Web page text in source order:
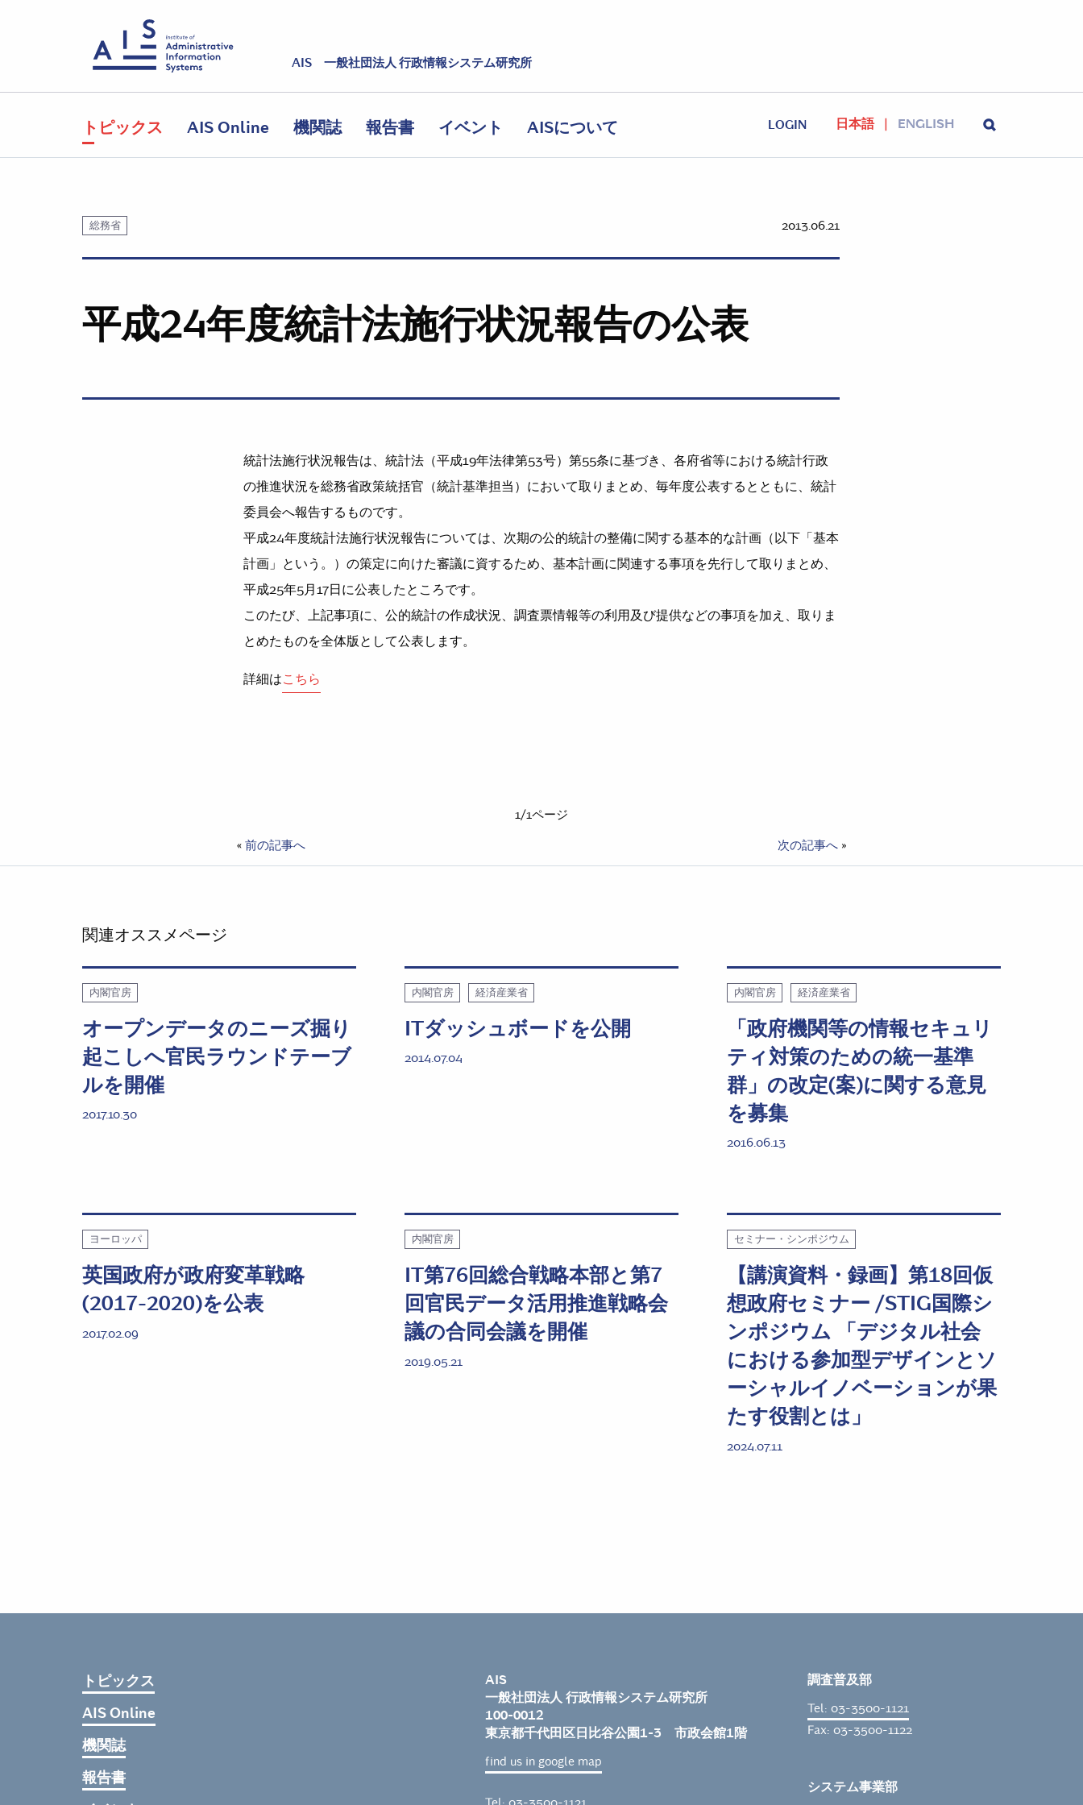
AIS 一般社団法人 行政情報システム研究所
トピックス AIS Online 機関誌 報告書 イベント AISについて LOGIN 日本語 ENGLISH
総務省 2013.06.21
平成24年度統計法施行状況報告の公表
統計法施行状況報告は、統計法（平成19年法律第53号）第55条に基づき、各府省等における統計行政
の推進状況を総務省政策統括官（統計基準担当）において取りまとめ、毎年度公表するとともに、統計
委員会へ報告するものです。
平成24年度統計法施行状況報告については、次期の公的統計の整備に関する基本的な計画（以下「基本
計画」という。）の策定に向けた審議に資するため、基本計画に関連する事項を先行して取りまとめ、
平成25年5月17日に公表したところです。
このたび、上記事項に、公的統計の作成状況、調査票情報等の利用及び提供などの事項を加え、取りま
とめたものを全体版として公表します。
詳細はこちら
1/1ページ
« 前の記事へ 次の記事へ »
関連オススメページ
内閣官房
オープンデータのニーズ掘り
起こしへ官民ラウンドテーブ
ルを開催
2017.10.30
内閣官房 経済産業省
ITダッシュボードを公開
2014.07.04
内閣官房 経済産業省
「政府機関等の情報セキュリ
ティ対策のための統一基準
群」の改定(案)に関する意見
を募集
2016.06.13
ヨーロッパ
英国政府が政府変革戦略
(2017-2020)を公表
2017.02.09
内閣官房
IT第76回総合戦略本部と第7
回官民データ活用推進戦略会
議の合同会議を開催
2019.05.21
セミナー・シンポジウム
【講演資料・録画】第18回仮
想政府セミナー /STIG国際シ
ンポジウム 「デジタル社会
における参加型デザインとソ
ーシャルイノベーションが果
たす役割とは」
2024.07.11
トピックス
AIS Online
機関誌
報告書
AIS
一般社団法人 行政情報システム研究所
100-0012
東京都千代田区日比谷公園1-3 市政会館1階
find us in google map
調査普及部
Tel: 03-3500-1121
Fax: 03-3500-1122
システム事業部